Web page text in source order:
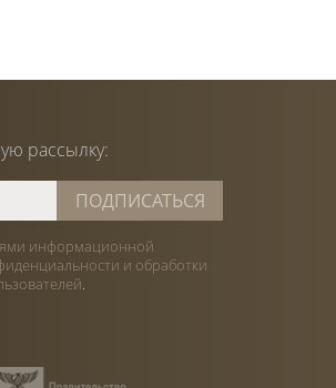
рассылку:
информационной
и обработки
.